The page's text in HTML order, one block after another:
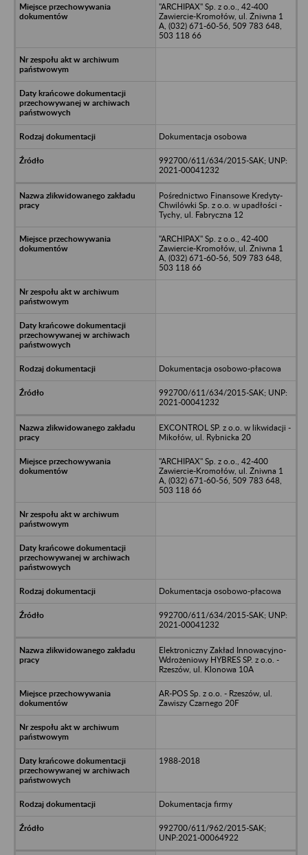
"ARCHIPAX" Sp. z o.o., 42-400
Zawiercie-Kromołów, ul. Żniwna 1
A, (032) 671-60-56, 509 783 648,
503 118 66
Dokumentacja osobowa
992700/611/634/2015-SAK; UNP:
2021-00041232
Pośrednictwo Finansowe Kredyty-
Chwilówki Sp. z o.o. w upadłości -
Tychy, ul. Fabryczna 12
"ARCHIPAX" Sp. z o.o., 42-400
Zawiercie-Kromołów, ul. Żniwna 1
A, (032) 671-60-56, 509 783 648,
503 118 66
Dokumentacja osobowo-płacowa
992700/611/634/2015-SAK; UNP:
2021-00041232
EXCONTROL SP. z o.o. w likwidacji -
Mikołów, ul. Rybnicka 20
"ARCHIPAX" Sp. z o.o., 42-400
Zawiercie-Kromołów, ul. Żniwna 1
A, (032) 671-60-56, 509 783 648,
503 118 66
Dokumentacja osobowo-płacowa
992700/611/634/2015-SAK; UNP:
2021-00041232
Elektroniczny Zakład Innowacyjno-
Wdrożeniowy HYBRES SP. z o.o. -
Rzeszów, ul. Klonowa 10A
AR-POS Sp. z o.o. - Rzeszów, ul.
Zawiszy Czarnego 20F
1988-2018
Dokumentacja firmy
992700/611/962/2015-SAK;
UNP:2021-00064922